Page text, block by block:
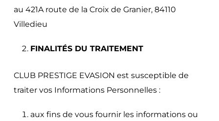
au 421A route de la Croix de Granier, 84110
Villedieu
FINALITÉS DU TRAITEMENT
CLUB PRESTIGE EVASION est susceptible de
traiter vos Informations Personnelles :
aux fins de vous fournir les informations ou